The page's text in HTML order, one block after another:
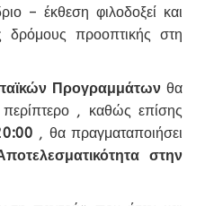
– έκθεση φιλοδοξεί και
δρόμους προοπτικής στη
Προγραμμάτων θα
περίπτερο , καθώς επίσης
, θα πραγματαποιήσει
στην